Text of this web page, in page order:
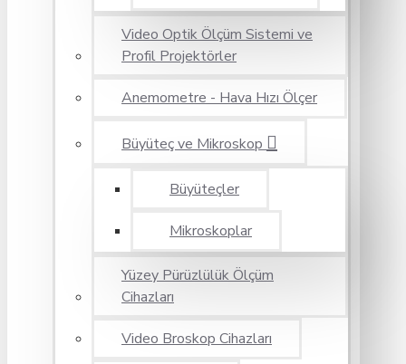
Video Optik Ölçüm Sistemi ve
Profil Projektörler
Anemometre - Hava Hızı Ölçer
Büyüteç ve Mikroskop
Büyüteçler
Mikroskoplar
Yüzey Pürüzlülük Ölçüm
Cihazları
Video Broskop Cihazları